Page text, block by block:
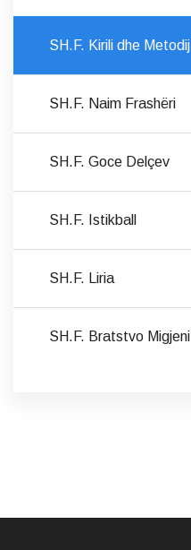
SH.F. Kirili dhe Metodij
SH.F. Naim Frashëri
SH.F. Goce Delçev
SH.F. Istikball
SH.F. Liria
SH.F. Bratstvo Migjeni